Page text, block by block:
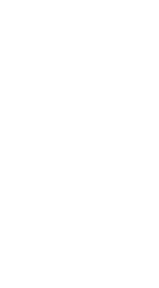
Celý zájezd předčil naše
připravená pomoci. Díky
zájezd i za tak